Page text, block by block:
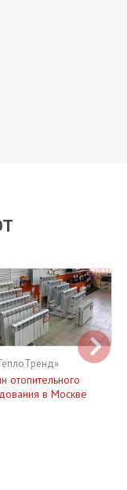
отопительного
в Москве